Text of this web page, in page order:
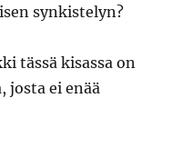
synkistelyn?
tässä kisassa on
josta ei enää